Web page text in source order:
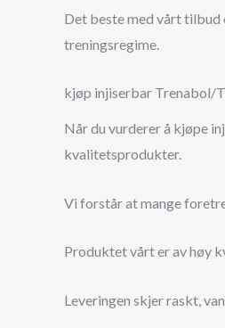
Det beste med vårt tilbud
treningsregime.
kjøp injiserbar Trenabol/
Når du vurderer å kjøpe
kvalitetsprodukter.
Vi forstår at mange
Produktet vårt er av høy
Leveringen skjer raskt,